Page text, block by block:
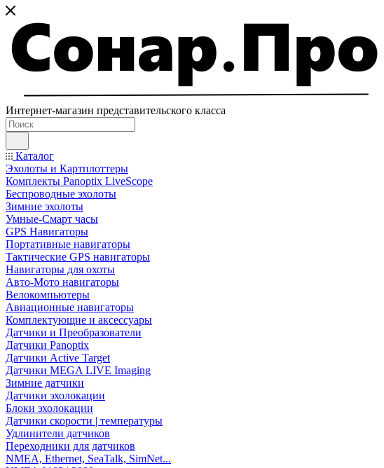
Интернет-магазин представительского класса
Каталог
Эхолоты и Картплоттеры
Комплекты Panoptix LiveScope
Беспроводные эхолоты
Зимние эхолоты
Умные-Смарт часы
GPS Навигаторы
Портативные навигаторы
Тактические GPS навигаторы
Навигаторы для охоты
Авто-Мото навигаторы
Велокомпьютеры
Авиационные навигаторы
Комплектующие и аксессуары
Датчики и Преобразователи
Датчики Panoptix
Датчики Active Target
Датчики MEGA LIVE Imaging
Зимние датчики
Датчики эхолокации
Блоки эхолокации
Датчики скорости | температуры
Удлинители датчиков
Переходники для датчиков
NMEA, Ethernet, SeaTalk, SimNet...